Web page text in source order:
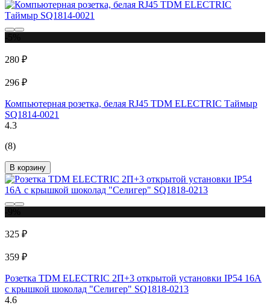
280 ₽
296 ₽
Компьютерная розетка, белая RJ45 TDM ELECTRIC Таймыр
SQ1814-0021
4.3
(8)
В корзину
325 ₽
359 ₽
Розетка TDM ELECTRIC 2П+3 открытой установки IP54 16А
с крышкой шоколад "Селигер" SQ1818-0213
4.6